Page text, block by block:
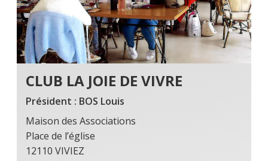
CLUB LA JOIE DE VIVRE
Président : BOS Louis
Maison des Associations
Place de l’église
12110 VIVIEZ